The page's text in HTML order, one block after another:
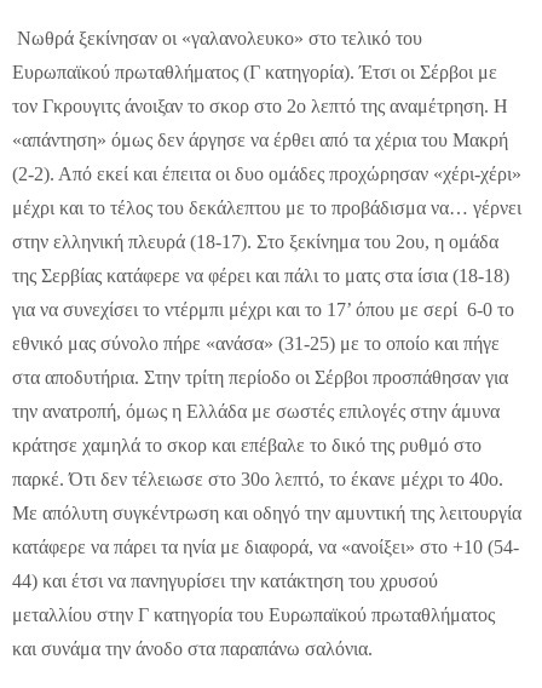
Νωθρά ξεκίνησαν οι «γαλανολευκο» στο τελικό του
Ευρωπαϊκού πρωταθλήματος (Γ κατηγορία). Έτσι οι Σέρβοι με
τον Γκρουγιτς άνοιξαν το σκορ στο 2ο λεπτό της αναμέτρηση. Η
«απάντηση» όμως δεν άργησε να έρθει από τα χέρια του Μακρή
(2-2). Από εκεί και έπειτα οι δυο ομάδες προχώρησαν «χέρι-χέρι»
μέχρι και το τέλος του δεκάλεπτου με το προβάδισμα να… γέρνει
στην ελληνική πλευρά (18-17). Στο ξεκίνημα του 2ου, η ομάδα
της Σερβίας κατάφερε να φέρει και πάλι το ματς στα ίσια (18-18)
για να συνεχίσει το ντέρμπι μέχρι και το 17’ όπου με σερί 6-0 το
εθνικό μας σύνολο πήρε «ανάσα» (31-25) με το οποίο και πήγε
στα αποδυτήρια. Στην τρίτη περίοδο οι Σέρβοι προσπάθησαν για
την ανατροπή, όμως η Ελλάδα με σωστές επιλογές στην άμυνα
κράτησε χαμηλά το σκορ και επέβαλε το δικό της ρυθμό στο
παρκέ. Ότι δεν τέλειωσε στο 30ο λεπτό, το έκανε μέχρι το 40ο.
Με απόλυτη συγκέντρωση και οδηγό την αμυντική της λειτουργία
κατάφερε να πάρει τα ηνία με διαφορά, να «ανοίξει» στο +10 (54-
44) και έτσι να πανηγυρίσει την κατάκτηση του χρυσού
μεταλλίου στην Γ κατηγορία του Ευρωπαϊκού πρωταθλήματος
και συνάμα την άνοδο στα παραπάνω σαλόνια.